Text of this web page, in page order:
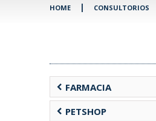
HOME | CONSULTORIOS
chevron_left FARMACIA
chevron_left PETSHOP